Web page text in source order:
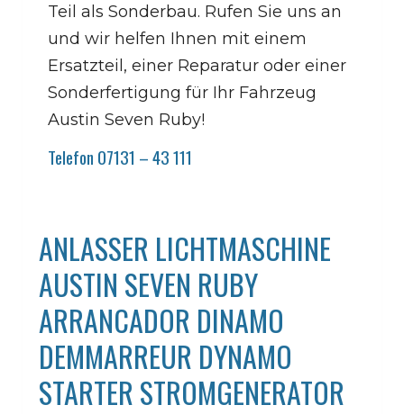
Teil als Sonderbau. Rufen Sie uns an
und wir helfen Ihnen mit einem
Ersatzteil, einer Reparatur oder einer
Sonderfertigung für Ihr Fahrzeug
Austin Seven Ruby!
Telefon 07131 – 43 111
ANLASSER LICHTMASCHINE
AUSTIN SEVEN RUBY
ARRANCADOR DINAMO
DEMMARREUR DYNAMO
STARTER STROMGENERATOR